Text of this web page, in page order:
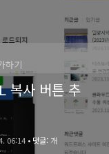
하기
복사 버튼 추
06:14 • 댓글: 개